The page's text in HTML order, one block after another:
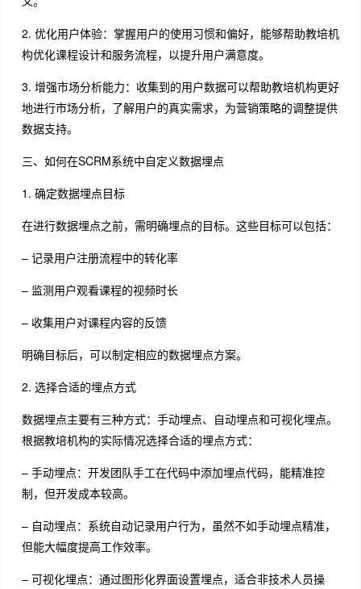
2. 优化用户体验：掌握用户的使用习惯和偏好，能够帮助教培机
构优化课程设计和服务流程，以提升用户满意度。
3. 增强市场分析能力：收集到的用户数据可以帮助教培机构更好
地进行市场分析，了解用户的真实需求，为营销策略的调整提供
数据支持。
三、如何在SCRM系统中自定义数据埋点
1. 确定数据埋点目标
在进行数据埋点之前，需明确埋点的目标。这些目标可以包括：
– 记录用户注册流程中的转化率
– 监测用户观看课程的视频时长
– 收集用户对课程内容的反馈
明确目标后，可以制定相应的数据埋点方案。
2. 选择合适的埋点方式
数据埋点主要有三种方式：手动埋点、自动埋点和可视化埋点。
根据教培机构的实际情况选择合适的埋点方式：
– 手动埋点：开发团队手工在代码中添加埋点代码，能精准控
制，但开发成本较高。
– 自动埋点：系统自动记录用户行为，虽然不如手动埋点精准，
但能大幅度提高工作效率。
– 可视化埋点：通过图形化界面设置埋点，适合非技术人员操